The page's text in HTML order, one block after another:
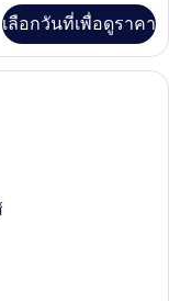
เลือกวันที่เพื่อดูราคา
Swim-up | วิวจากห้อ